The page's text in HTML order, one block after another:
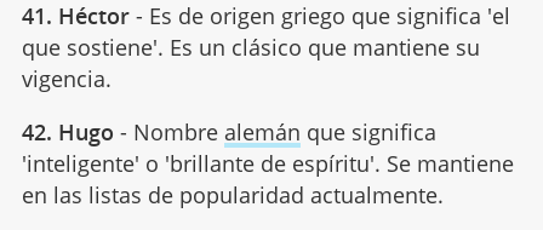
41. Héctor- Es de origen griego que significa 'el
que sostiene'. Es un clásico que mantiene su
vigencia.
42. Hugo - Nombre alemán que significa
'inteligente' o 'brillante de espíritu'. Se mantiene
en las listas de popularidad actualmente.